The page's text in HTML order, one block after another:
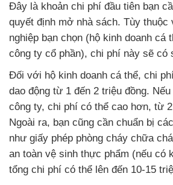
Đây là khoản chi phí đầu tiên bạn
quyết định mở nhà sách. Tùy thuộc
nghiệp bạn chọn (hộ kinh doanh cá
công ty cổ phần), chi phí này sẽ có
Đối với hộ kinh doanh cá thể, chi
dao động từ 1 đến 2 triệu đồng.
công ty, chi phí có thể cao hơn, từ
Ngoài ra, bạn cũng cần chuẩn bị
như giấy phép phòng cháy chữa
an toàn vệ sinh thực phẩm (nếu có
tổng chi phí có thể lên đến 10-15